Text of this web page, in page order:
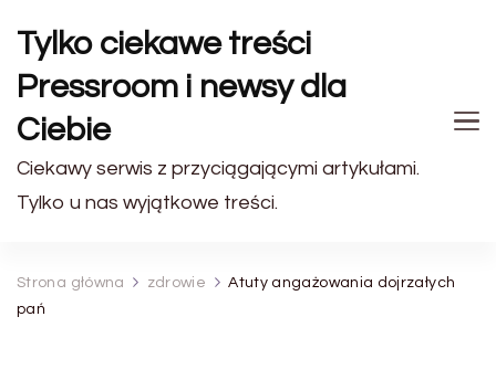
Tylko ciekawe treści
Pressroom i newsy dla
Ciebie
Ciekawy serwis z przyciągającymi artykułami.
Tylko u nas wyjątkowe treści.
Strona główna zdrowie
Atuty angażowania dojrzałych
pań